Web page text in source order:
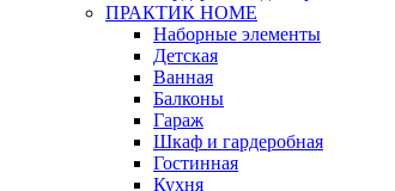
ПРАКТИК HOME
Наборные элементы
Детская
Ванная
Балконы
Гараж
Шкаф и гардеробная
Гостинная
Кухня